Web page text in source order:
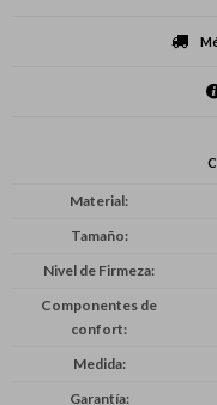
Material
Tamaño
Nivel de Firmeza
Componentes de
confort
Medida
Garantía